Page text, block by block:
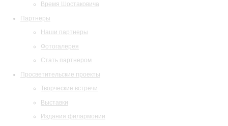
Время Шостаковича
Партнеры
Наши партнеры
Фотогалерея
Стать партнером
Просветительские проекты
Творческие встречи
Выставки
Издания филармонии